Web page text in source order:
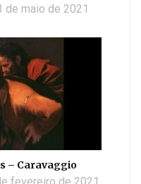
de maio de 2021
– Caravaggio